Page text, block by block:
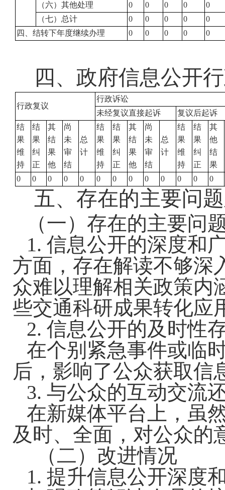
（六）其他处理 0 0 0 0
0
（七）总计
0 0 0 0
0
四、结转下年度继续办理
0 0 0 0 0
四、政府信息公开
行政复议
行政诉讼
未经复议直接起诉
复议后起诉
结
果
维
持
结
果
纠
正
其
结
果
他
尚
未
审
结
总
计
结
果
维
持
结
果
纠
正
其
结
果
他
尚
未
审
结
总
计
结
果
维
持
结
果
纠
正
其
他
结
果
0
0 0 0 0 0 0 0 0 0 0 0 0
五、存在的主要问
（一）存在的主要问
1. 信息公开的深度和
方面，存在解读不够深
众难以理解相关政策内
些交通科研成果转化应
2. 信息公开的及时性
在个别紧急事件或临
后，影响了公众获取信
3. 与公众的互动交流
在新媒体平台上，虽
及时、全面，对公众的
（二）改进情况
1. 提升信息公开深度